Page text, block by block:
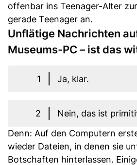
offenbar ins Teenager-Alter
gerade Teenager an.
Unflätige Nachrichten
Museums-PC – ist das
1 Ja, klar.
2
Nein, das ist
Denn: Auf den Computern
wieder Dateien, in denen sie
Botschaften hinterlassen.